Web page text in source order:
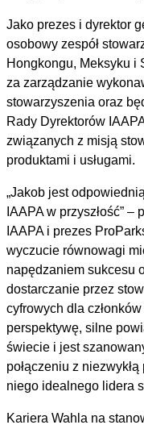
Jako prezes i dyrektor
osobowy zespół
Hongkongu, Meksyku i
za zarządzanie
stowarzyszenia oraz
Rady Dyrektorów
związanych z misją
produktami i usługami.
„Jakob jest
IAAPA w przyszłość”
IAAPA i prezes
wyczucie równowagi
napędzaniem sukcesu
dostarczanie przez
cyfrowych dla
perspektywę, silne
świecie i jest
połączeniu z
niego idealnego lidera
Kariera Wahla na